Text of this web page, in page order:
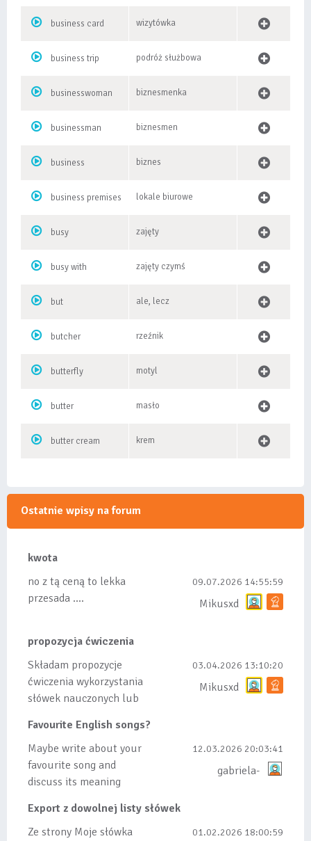
business card wizytówka
business trip podróż służbowa
businesswoman biznesmenka
businessman biznesmen
business biznes
business premises lokale biurowe
busy zajęty
busy with zajęty czymś
but ale, lecz
butcher rzeźnik
butterfly motyl
butter masło
butter cream krem
Ostatnie wpisy na forum
kwota
no z tą ceną to lekka
przesada ....
09.07.2026 14:55:59
Mikusxd
propozycja ćwiczenia
Składam propozycje
ćwiczenia wykorzystania
słówek nauczonych lub
tez ze wszys...
03.04.2026 13:10:20
Mikusxd
Favourite English songs?
Maybe write about your
favourite song and
discuss its meaning
12.03.2026 20:03:41
gabriela-
Export z dowolnej listy słówek
Ze strony Moje słówka
01.02.2026 18:00:59